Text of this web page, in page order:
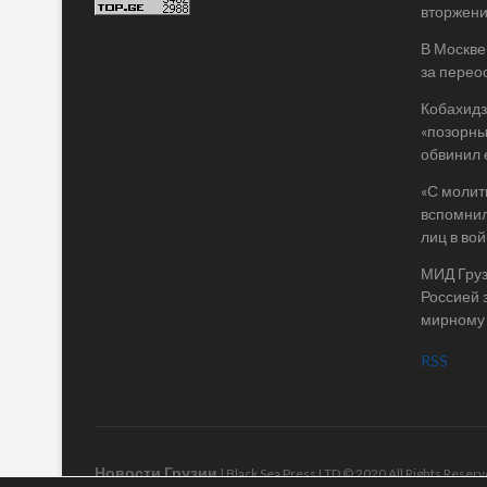
В Москве
за
обвинил
«С
лиц в
МИД
Россией
мирному
RSS
Новости Грузии| Black Sea Press LTD © 2020 All Rights